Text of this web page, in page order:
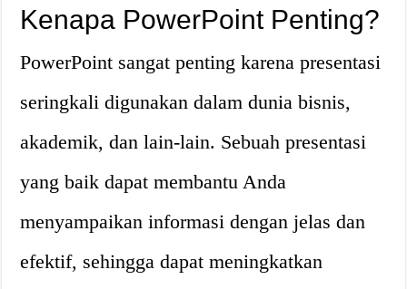
Kenapa PowerPoint Penting?
PowerPoint sangat penting karena presentasi
seringkali digunakan dalam dunia bisnis,
akademik, dan lain-lain. Sebuah presentasi
yang baik dapat membantu Anda
menyampaikan informasi dengan jelas dan
efektif, sehingga dapat meningkatkan